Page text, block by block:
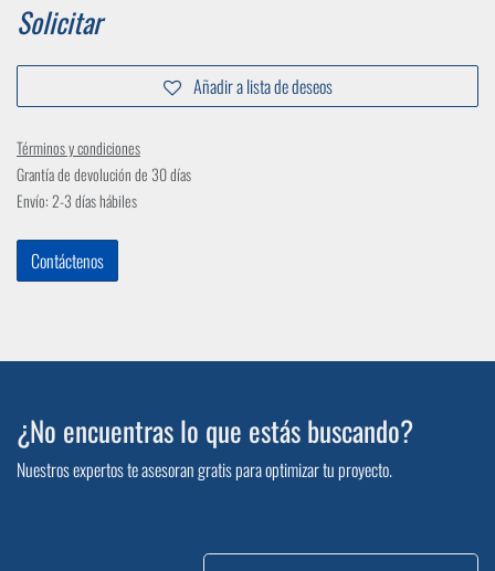
Solicitar
Añadir a lista de deseos
Términos y condiciones
Grantía de devolución de 30 días
Envío: 2-3 días hábiles
Contáctenos
¿No encuentras lo que estás buscando?
Nuestros expertos te asesoran gratis para optimizar tu proyecto.